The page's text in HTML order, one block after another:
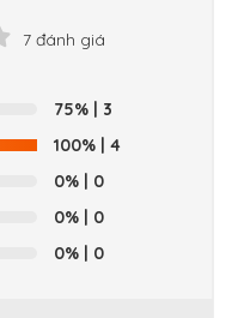
7 đánh giá
75% | 3
100% | 4
0% | 0
0% | 0
0% | 0